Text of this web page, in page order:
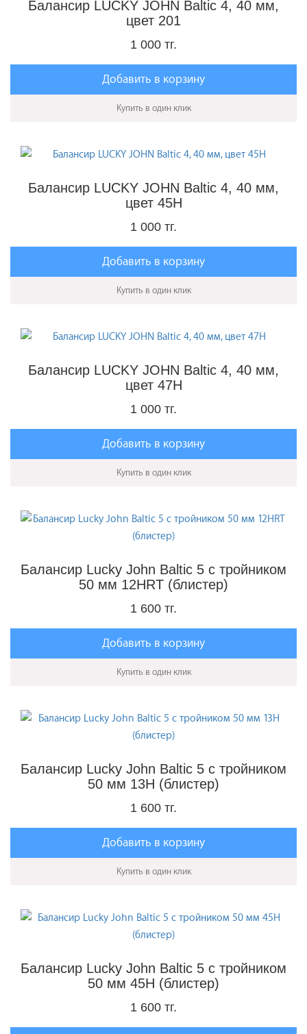
Балансир LUCKY JOHN Baltic 4, 40 мм,
цвет 201
1 000 тг.
Добавить в корзину
Купить в один клик
Балансир LUCKY JOHN Baltic 4, 40 мм,
цвет 45H
1 000 тг.
Добавить в корзину
Купить в один клик
Балансир LUCKY JOHN Baltic 4, 40 мм,
цвет 47H
1 000 тг.
Добавить в корзину
Купить в один клик
Балансир Lucky John Baltic 5 с тройником
50 мм 12HRT (блистер)
1 600 тг.
Добавить в корзину
Купить в один клик
Балансир Lucky John Baltic 5 с тройником
50 мм 13H (блистер)
1 600 тг.
Добавить в корзину
Купить в один клик
Балансир Lucky John Baltic 5 с тройником
50 мм 45H (блистер)
1 600 тг.